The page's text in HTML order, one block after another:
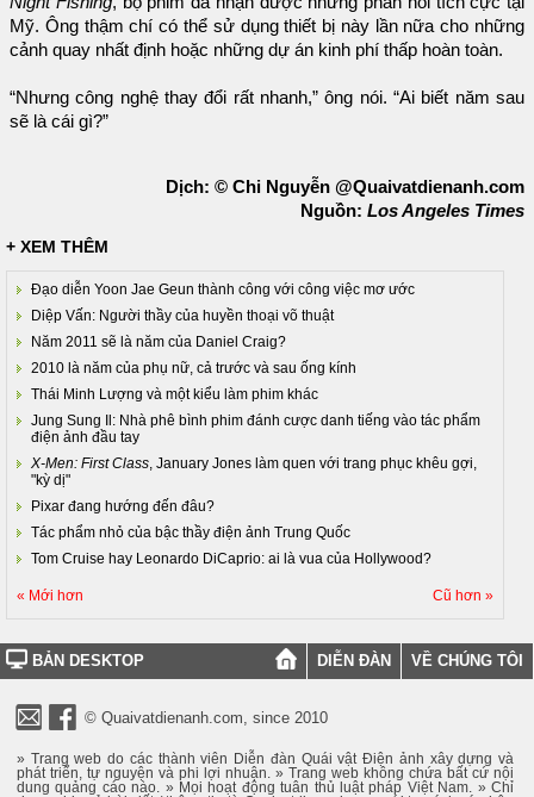
Mỹ. Ông thậm chí có thể sử dụng thiết bị này lần nữa cho những
cảnh quay nhất định hoặc những dự án kinh phí thấp hoàn toàn.
“Nhưng công nghệ thay đổi rất nhanh,” ông nói. “Ai biết năm sau
sẽ là cái gì?”
Dịch: © Chi Nguyễn @Quaivatdienanh.com
Nguồn: Los Angeles Times
+ XEM THÊM
Đạo diễn Yoon Jae Geun thành công với công việc mơ ước
Diệp Vấn: Người thầy của huyền thoại võ thuật
Năm 2011 sẽ là năm của Daniel Craig?
2010 là năm của phụ nữ, cả trước và sau ống kính
Thái Minh Lượng và một kiểu làm phim khác
Jung Sung Il: Nhà phê bình phim đánh cược danh tiếng vào tác phẩm
điện ảnh đầu tay
X-Men: First Class , January Jones làm quen với trang phục khêu gợi,
"kỳ dị"
Pixar đang hướng đến đâu?
Tác phẩm nhỏ của bậc thầy điện ảnh Trung Quốc
Tom Cruise hay Leonardo DiCaprio: ai là vua của Hollywood?
« Mới hơn Cũ hơn »
BẢN DESKTOP DIỄN ĐÀN VỀ CHÚNG TÔI
© Quaivatdienanh.com, since 2010
» Trang web do các thành viên Diễn đàn Quái vật Điện ảnh xây dựng và
phát triển, tự nguyện và phi lợi nhuận. » Trang web không chứa bất cứ nội
dung quảng cáo nào. » Mọi hoạt động tuân thủ luật pháp Việt Nam. » Chỉ